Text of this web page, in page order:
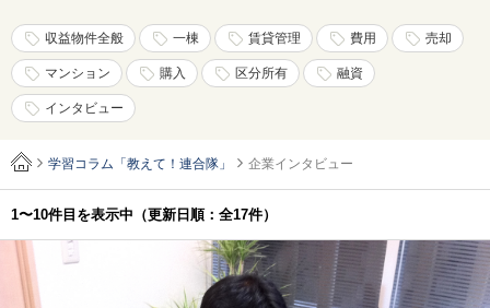
収益物件全般 一棟 賃貸管理 費用 売却
マンション 購入 区分所有 融資
インタビュー
学習コラム「教えて！連合隊」 企業インタビュー
1〜10件目を表示中 （更新日順：全17件）